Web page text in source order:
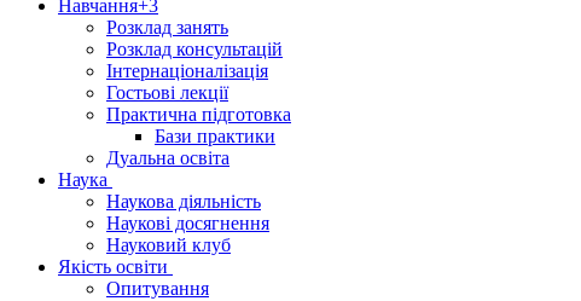
Навчання+3
Розклад занять
Розклад консультацій
Інтернаціоналізація
Гостьові лекції
Практична підготовка
Бази практики
Дуальна освіта
Наука
Наукова діяльність
Наукові досягнення
Науковий клуб
Якість освіти
Опитування